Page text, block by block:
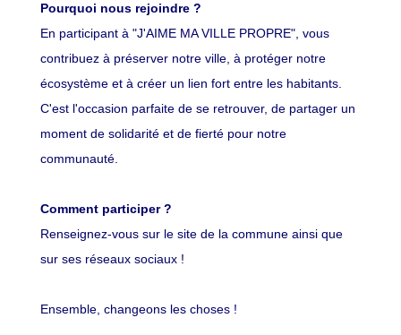
Pourquoi nous rejoindre ?
En participant à "J'AIME MA VILLE PROPRE", vous
contribuez à préserver notre ville, à protéger notre
écosystème et à créer un lien fort entre les habitants.
C'est l'occasion parfaite de se retrouver, de partager un
moment de solidarité et de fierté pour notre
communauté.
Comment participer ?
Renseignez-vous sur le site de la commune ainsi que
sur ses réseaux sociaux !
Ensemble, changeons les choses !